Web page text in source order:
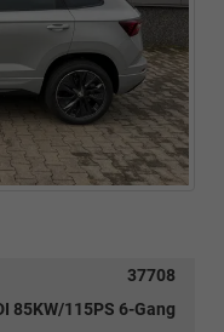
37708
85KW/115PS 6-Gang